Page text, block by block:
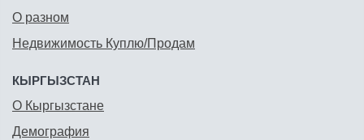
О разном
Недвижимость Куплю/Продам
КЫРГЫЗСТАН
О Кыргызстане
Демография